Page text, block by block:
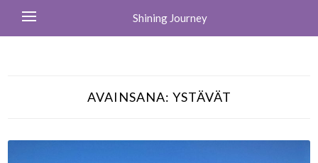
Shining Journey
AVAINSANA: YSTÄVÄT